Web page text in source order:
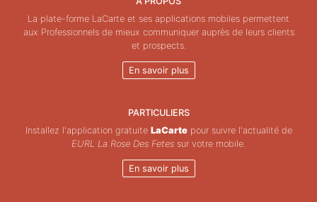
La plate-forme LaCarte et ses applications mobiles permettent
aux Professionnels de mieux communiquer auprès de leurs clients
et prospects.
En savoir plus
PARTICULIERS
Installez l'application gratuite LaCartepour suivre l'actualité de
EURL La Rose Des Fetes sur votre mobile.
En savoir plus